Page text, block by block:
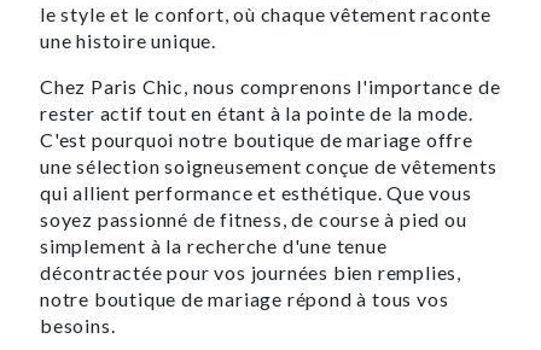
le style et le confort, où chaque vêtement raconte
une histoire unique.
Chez Paris Chic, nous comprenons l'importance de
rester actif tout en étant à la pointe de la mode.
C'est pourquoi notre boutique de mariage offre
une sélection soigneusement conçue de vêtements
qui allient performance et esthétique. Que vous
soyez passionné de fitness, de course à pied ou
simplement à la recherche d'une tenue
décontractée pour vos journées bien remplies,
notre boutique de mariage répond à tous vos
besoins.